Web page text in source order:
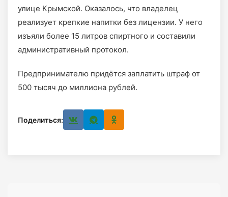
улице Крымской. Оказалось, что владелец
реализует крепкие напитки без лицензии. У него
изъяли более 15 литров спиртного и составили
административный протокол.
Предпринимателю придётся заплатить штраф от
500 тысяч до миллиона рублей.
Поделиться: